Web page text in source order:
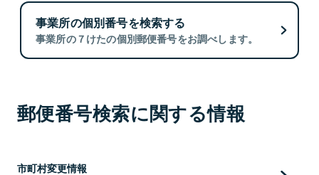
事業所の個別番号を検索する
事業所の７けたの個別郵便番号をお調べします。
郵便番号検索に関する情報
市町村変更情報